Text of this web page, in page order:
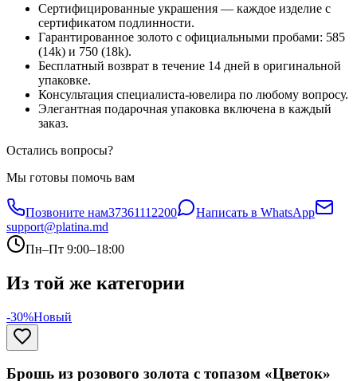
Сертифицированные украшения — каждое изделие с
сертификатом подлинности.
Гарантированное золото с официальными пробами: 585
(14k) и 750 (18k).
Бесплатный возврат в течение 14 дней в оригинальной
упаковке.
Консультация специалиста-ювелира по любому вопросу.
Элегантная подарочная упаковка включена в каждый
заказ.
Остались вопросы?
Мы готовы помочь вам
Позвоните нам37361112200
Написать в WhatsApp
support@platina.md
Пн–Пт 9:00–18:00
Из той же категории
-30%Новый
Брошь из розового золота с топазом «Цветок»